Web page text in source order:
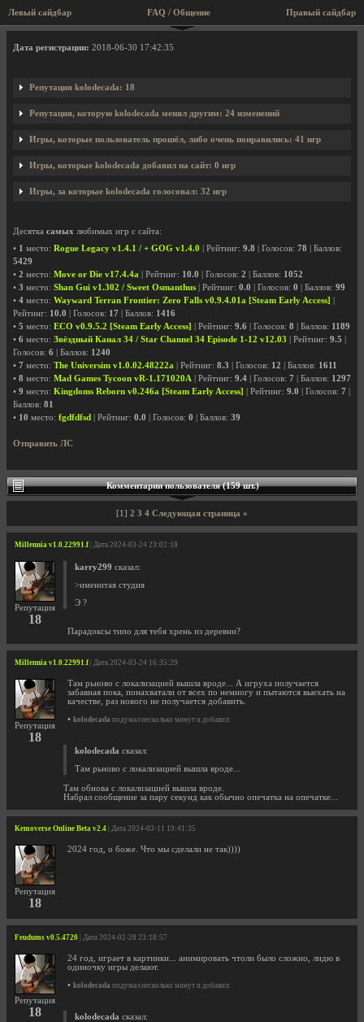
Левый сайдбар Правый сайдбар
FAQ / Общение
Профиль пользователя kolodecada
Дата регистрации: 2018-06-30 17:42:35
Репутация kolodecada: 18
Репутация, которую kolodecada менял другим: 24 изменений
Игры, которые пользователь прошёл, либо очень понравились: 41 игр
Игры, которые kolodecada добавил на сайт: 0 игр
Игры, за которые kolodecada голосовал: 32 игр
Десятка самых любимых игр с сайта:
• 1 место: Rogue Legacy v1.4.1 / + GOG v1.4.0 | Рейтинг: 9.8 | Голосов: 78 | Баллов:
5429
• 2 место: Move or Die v17.4.4a | Рейтинг: 10.0 | Голосов: 2 | Баллов: 1052
• 3 место: Shan Gui v1.302 / Sweet Osmanthus | Рейтинг: 0.0 | Голосов: 0 | Баллов: 99
• 4 место: Wayward Terran Frontier: Zero Falls v0.9.4.01a [Steam Early Access]
Рейтинг: 10.0 | Голосов: 17 | Баллов: 1416
• 5 место: ECO v0.9.5.2 [Steam Early Access] | Рейтинг: 9.6 | Голосов: 8 | Баллов: 1189
• 6 место: Звёздный Канал 34 / Star Channel 34 Episode 1-12 v12.03 | Рейтинг: 9.5
Голосов: 6 | Баллов: 1240
• 7 место: The Universim v1.0.02.48222a | Рейтинг: 8.3 | Голосов: 12 | Баллов: 1611
• 8 место: Mad Games Tycoon vR-1.171020A | Рейтинг: 9.4 | Голосов: 7 | Баллов: 1297
• 9 место: Kingdoms Reborn v0.246a [Steam Early Access] | Рейтинг: 9.0 | Голосов: 7
Баллов: 81
• 10 место: fgdfdfsd | Рейтинг: 0.0 | Голосов: 0 | Баллов: 39
Отправить ЛС
Комментарии пользователя (159 шт.)
[1] 2 3 4 Следующая страница »
Millennia v1.0.22991.f | Дата 2024-03-24 23:02:18
Репутация
18
karry299 сказал:
>именитая студия
Э ?
Парадоксы типо для тебя хрень из деревни?
Millennia v1.0.22991.f | Дата 2024-03-24 16:35:29
Репутация
18
Там рьново с локализацией вышла вроде... А игруха получается
забавная пока, понахватали от всех по немногу и пытаются выехать на
качестве, раз нового не получается добавить.
• kolodecada подумал несколько минут и добавил:
kolodecada сказал:
Там рьново с локализацией вышла вроде...
Там обнова с локализацией вышла вроде.
Набрал сообщение за пару секунд как обычно опечатка на опечатке...
Kemoverse Online Beta v2.4 | Дата 2024-03-11 19:41:35
Репутация
18
2024 год, о боже. Что мы сделали не так))))
Feudums v0.5.4720 | Дата 2024-02-28 23:18:57
Репутация
18
24 год, играет в картинки... анимировать чтоли было сложно, лидю в
одиночку игры делают.
• kolodecada подумал несколько минут и добавил:
kolodecada сказал: